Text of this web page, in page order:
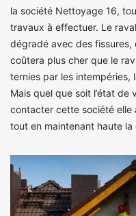
la société Nettoyage 16,
travaux à effectuer. Le
dégradé avec des fissures,
coûtera plus cher que le
ternies par les intempéries,
Mais quel que soit l’état
contacter cette société
tout en maintenant haute